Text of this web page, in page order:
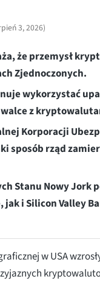
3, 2026)
że przemysł
Zjednoczonych.
wykorzystać
z
Korporacji
sposób rząd
Stanu Nowy Jork
i Silicon Valley
w USA